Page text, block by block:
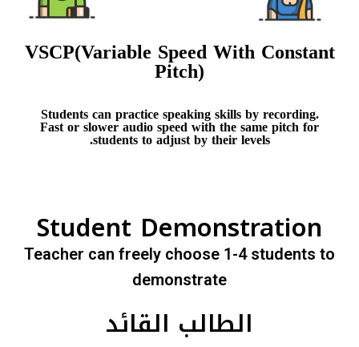
VSCP(Variable Speed With Constant
Pitch)
Students can practice speaking skills by recording.
Fast or slower audio speed with the same pitch for
students to adjust by their levels.
Student Demonstration
Teacher can freely choose 1-4 students to
demonstrate
الطالب القائد